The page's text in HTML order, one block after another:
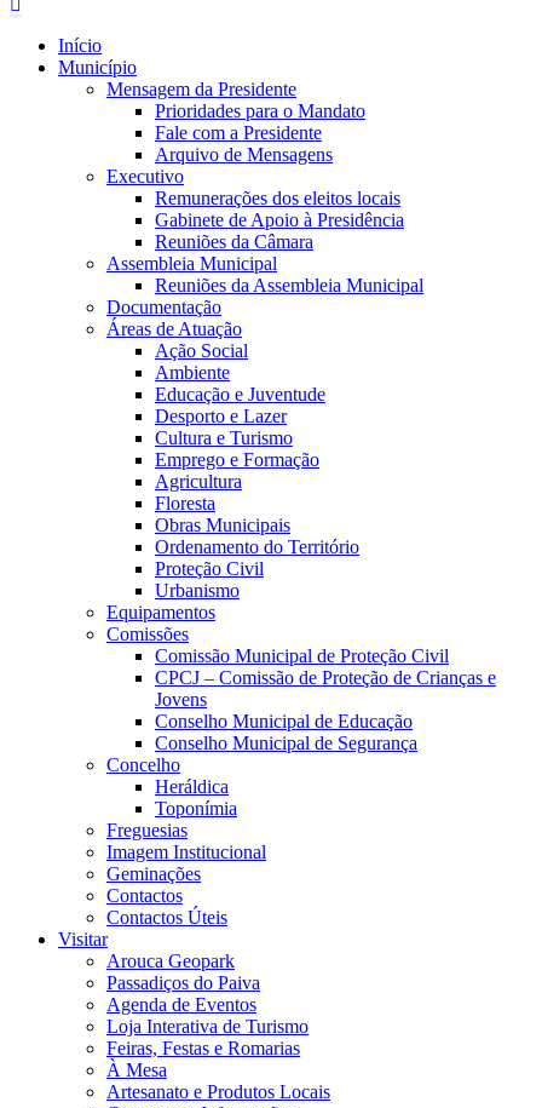
Início
Município
Mensagem da Presidente
Prioridades para o Mandato
Fale com a Presidente
Arquivo de Mensagens
Executivo
Remunerações dos eleitos locais
Gabinete de Apoio à Presidência
Reuniões da Câmara
Assembleia Municipal
Reuniões da Assembleia Municipal
Documentação
Áreas de Atuação
Ação Social
Ambiente
Educação e Juventude
Desporto e Lazer
Cultura e Turismo
Emprego e Formação
Agricultura
Floresta
Obras Municipais
Ordenamento do Território
Proteção Civil
Urbanismo
Equipamentos
Comissões
Comissão Municipal de Proteção Civil
CPCJ – Comissão de Proteção de Crianças e
Jovens
Conselho Municipal de Educação
Conselho Municipal de Segurança
Concelho
Heráldica
Toponímia
Freguesias
Imagem Institucional
Geminações
Contactos
Contactos Úteis
Visitar
Arouca Geopark
Passadiços do Paiva
Agenda de Eventos
Loja Interativa de Turismo
Feiras, Festas e Romarias
À Mesa
Artesanato e Produtos Locais